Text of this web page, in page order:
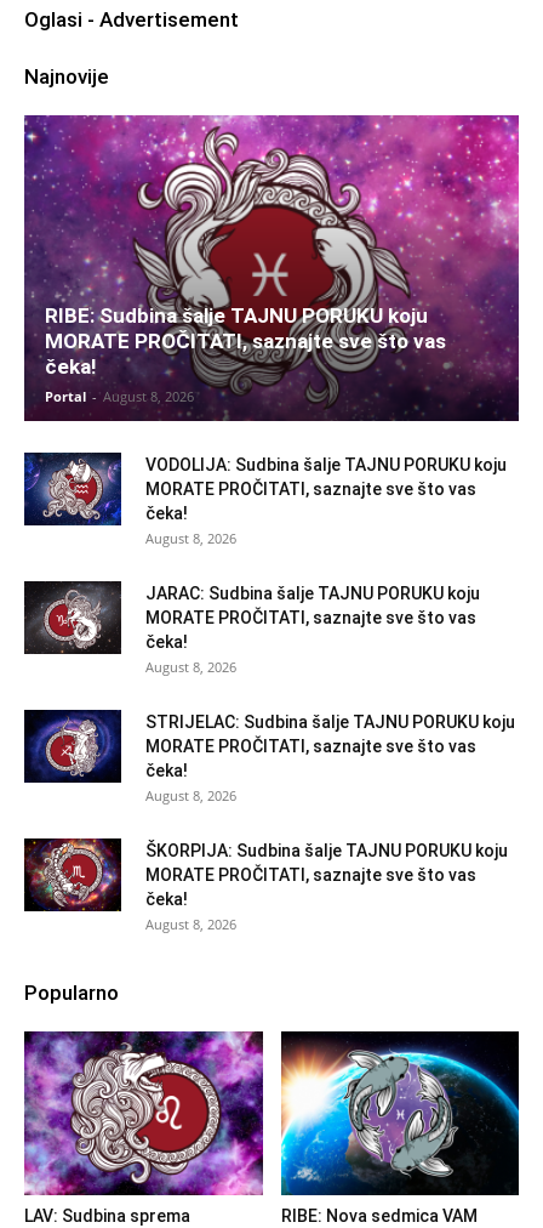
Oglasi - Advertisement
Najnovije
RIBE: Sudbina šalje TAJNU PORUKU koju
MORATE PROČITATI, saznajte sve što vas
čeka!
Portal - August 8, 2026
VODOLIJA: Sudbina šalje TAJNU PORUKU koju
MORATE PROČITATI, saznajte sve što vas
čeka!
August 8, 2026
JARAC: Sudbina šalje TAJNU PORUKU koju
MORATE PROČITATI, saznajte sve što vas
čeka!
August 8, 2026
STRIJELAC: Sudbina šalje TAJNU PORUKU koju
MORATE PROČITATI, saznajte sve što vas
čeka!
August 8, 2026
ŠKORPIJA: Sudbina šalje TAJNU PORUKU koju
MORATE PROČITATI, saznajte sve što vas
čeka!
August 8, 2026
Popularno
LAV: Sudbina sprema
RIBE: Nova sedmica VAM